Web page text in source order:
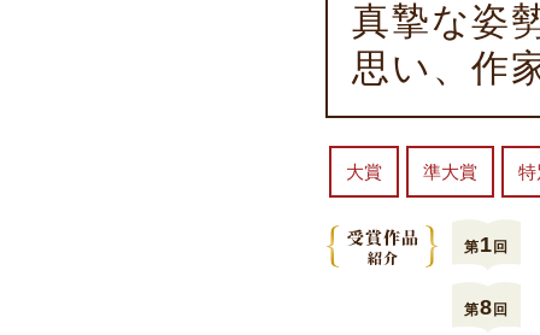
真摯な姿
思い、作
大賞 準大賞
第1 回
第8 回